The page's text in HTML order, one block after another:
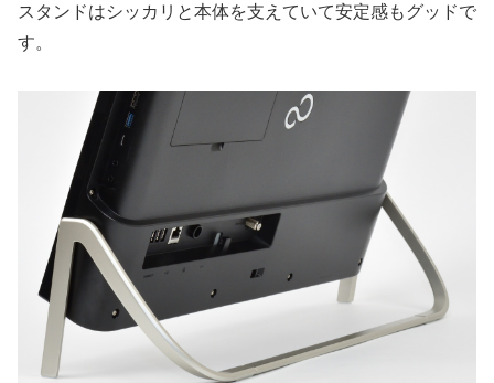
スタンドはシッカリと本体を支えていて安定感もグッドで
す。